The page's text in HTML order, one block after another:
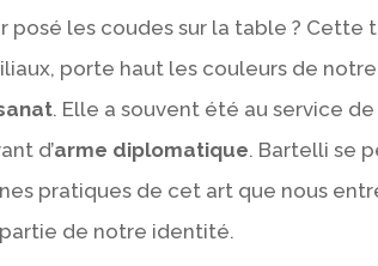
posé les coudes sur la table ? Cette
porte haut les couleurs de notre
. Elle a souvent été au service
d’arme diplomatique. Bartelli se
pratiques de cet art que nous
de notre identité.